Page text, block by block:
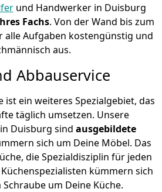
und Handwerker in Duisburg
Fachs. Von der Wand bis zum
alle Aufgaben kostengünstig und
aus.
Abbauservice
ist ein weiteres Spezialgebiet, das
täglich umsetzen. Unsere
Duisburg sind ausgebildete
sich um Deine Möbel. Das
die Spezialdisziplin für jeden
kümmern sich
um Deine Küche.